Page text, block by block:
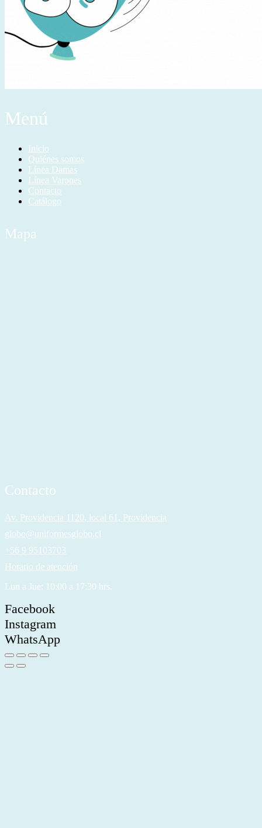
Menú
Inicio
Quiénes somos
Línea Damas
Línea Varones
Contacto
Catálogo
Mapa
Contacto
Av. Providencia 1120, local 61, Providencia
globo@uniformesglobo.cl
+56 9 95103703
Horario de atención
Lun a Jue: 10:00 a 17:30 hrs.
Facebook
Instagram
WhatsApp